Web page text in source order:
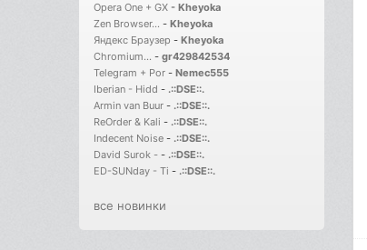
Opera One + GX - Kheyoka
Zen Browser... - Kheyoka
Яндекс Браузер - Kheyoka
Chromium... - gr429842534
Telegram + Por - Nemec555
Iberian - Hidd - .::DSE::.
Armin van Buur - .::DSE::.
ReOrder & Kali - .::DSE::.
Indecent Noise - .::DSE::.
David Surok - - .::DSE::.
ED-SUNday - Ti - .::DSE::.
все новинки